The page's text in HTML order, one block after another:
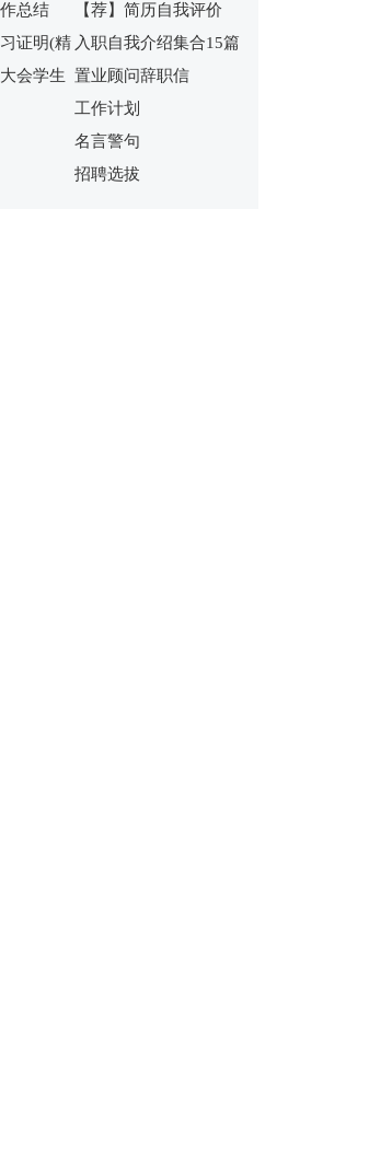
总结
【荐】简历自我评价
证明(精 入职自我介绍集合15篇
会学生 置业顾问辞职信
工作计划
名言警句
招聘选拔